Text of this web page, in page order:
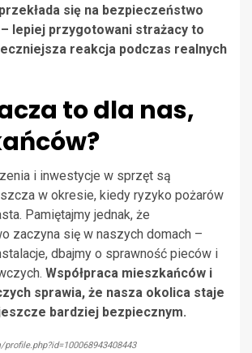
się na bezpieczeństwo
lepiej przygotowani strażacy to
reakcja podczas realnych
to dla nas,
i inwestycje w sprzęt są
w okresie, kiedy ryzyko pożarów
Pamiętajmy jednak, że
zaczyna się w naszych domach –
dbajmy o sprawność pieców i
Współpraca mieszkańców i
sprawia, że nasza okolica staje
bardziej bezpiecznym.